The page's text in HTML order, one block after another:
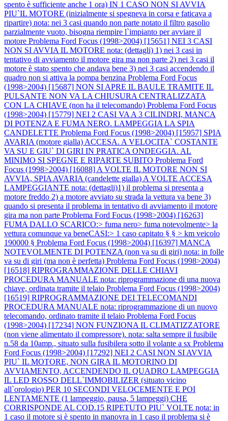
spento è sufficiente anche 1 ora) IN 1 CASO NON SI AVVIA
PIU`IL MOTORE (inizialmente si spegneva in corsa e faticava a
ripartire) nota: nei 3 casi quando non parte notato il filtro gasolio
parzialmente vuoto, bisogna riempire l`impianto per avviare il
motore Problema Ford Focus (1998>2004) [15651] NEI 3 CASI
NON SI AVVIA IL MOTORE nota: (dettagli) 1) nei 3 casi in
tentativo di avviamento il motore gira ma non parte 2) nei 3 casi il
motore è stato spento che andava bene 3) nei 3 casi accendendo il
quadro non si attiva la pompa benzina Problema Ford Focus
(1998>2004) [15687] NON SI APRE IL BAULE TRAMITE IL
PULSANTE NON VA LA CHIUSURA CENTRALIZZATA
CON LA CHIAVE (non ha il telecomando) Problema Ford Focus
(1998>2004) [15779] NEI 2 CASI VA A 3 CILINDRI, MANCA
DI POTENZA E FUMA NERO. LAMPEGGIA LA SPIA
CANDELETTE Problema Ford Focus (1998>2004) [15957] SPIA
AVARIA (motore gialla) ACCESA. A VELOCITA` COSTANTE
VA SU E GIU` DI GIRI IN PRATICA ONDEGGIA. AL
MINIMO SI SPEGNE E RIPARTE SUBITO Problema Ford
Focus (1998>2004) [16088] A VOLTE IL MOTORE NON SI
AVVIA, SPIA AVARIA (candelette gialla) A VOLTE ACCESA
LAMPEGGIANTE nota: (dettagli)1) il problema si presenta a
motore freddo 2) a motore avviato su strada la vettura va bene 3)
quando si presenta il problema in tentativo di avviamento il motore
gira ma non parte Problema Ford Focus (1998>2004) [16263]
FUMA DALLO SCARICO:> fuma nero> fuma notevolmente> la
vettura comunque va beneCASI:> 1 caso capitato § § > km veicolo
190000 § Problema Ford Focus (1998>2004) [16397] MANCA
NOTEVOLMENTE DI POTENZA (non va su di giri) nota: in folle
va su di giri (ma non è perfetta) Problema Ford Focus (1998>2004)
[16518] RIPROGRAMMAZIONE DELLE CHIAVI
PROCEDURA MANUALE nota: riprogrammazione di una nuova
chiave, ordinata tramite il telaio Problema Ford Focus (1998>2004)
[16519] RIPROGRAMMAZIONE DEI TELECOMANDI
PROCEDURA MANUALE nota: riprogrammazione di un nuovo
telecomando, ordinato tramite il telaio Problema Ford Focus
(1998>2004) [17234] NON FUNZIONA IL CLIMATIZZATORE
(non viene alimentato il compressore). nota: salta sempre il fusibile
n.58 da 10amp., situato sulla fusibilera sotto il volante a sx Problema
Ford Focus (1998>2004) [17292] NEI 2 CASI NON SI AVVIA
PIU` IL MOTORE, NON GIRA IL MOTORINO DI
AVVIAMENTO, ACCENDENDO IL QUADRO LAMPEGGIA
IL LED ROSSO DELL`IMMOBILIZER (situato vicino
all`orologio) PER 10 SECONDI VELOCEMENTE E POI
LENTAMENTE (1 lampeggio, pausa, 5 lampeggi) CHE
CORRISPONDE AL COD.15 RIPETUTO PIU` VOLTE nota: in
1 caso il motore si è spento in manovra in 1 caso il problema si è